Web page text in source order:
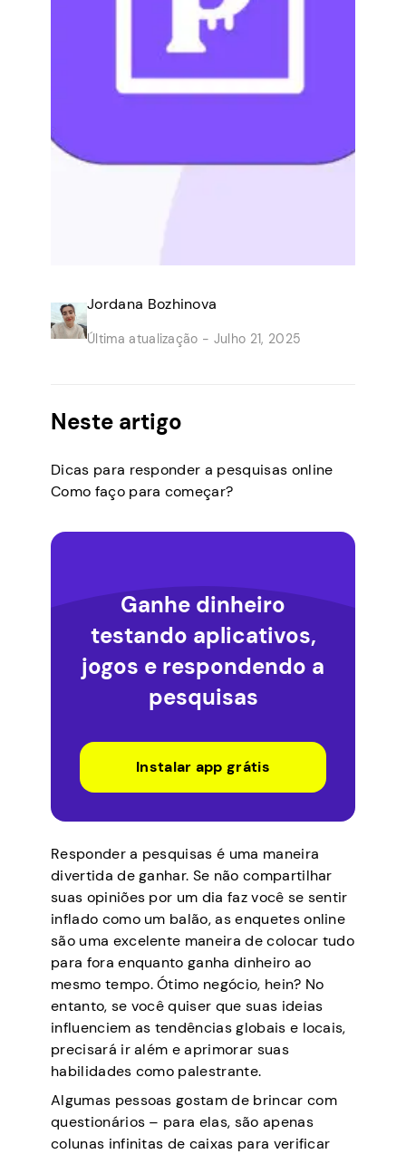
Jordana Bozhinova
Última atualização - Julho 21, 2025
Neste artigo
Dicas para responder a pesquisas online
Como faço para começar?
Ganhe dinheiro
testando aplicativos,
jogos e respondendo a
pesquisas
Instalar app grátis
Responder a pesquisas é uma maneira
divertida de ganhar. Se não compartilhar
suas opiniões por um dia faz você se sentir
inflado como um balão, as enquetes online
são uma excelente maneira de colocar tudo
para fora enquanto ganha dinheiro ao
mesmo tempo. Ótimo negócio, hein? No
entanto, se você quiser que suas ideias
influenciem as tendências globais e locais,
precisará ir além e aprimorar suas
habilidades como palestrante.
Algumas pessoas gostam de brincar com
questionários – para elas, são apenas
colunas infinitas de caixas para verificar